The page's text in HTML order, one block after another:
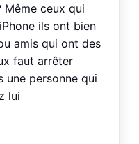
Même ceux qui
ils ont bien
amis qui ont des
faut arrêter
une personne qui
lui